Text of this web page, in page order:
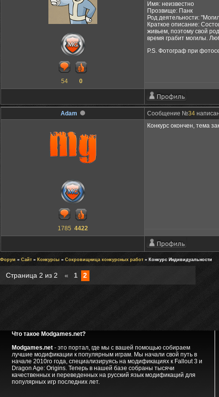
54 0
Имя: неизвестно
Прозвище: Панк
Род деятельности:
Краткое описание:
живьем, поэтому свой
время грабит могилы.
P.S. Фотограф при
Adam Сообщение №34
1785 4422
Конкурс окончен, тема
Форум » Сайт» Конкурсы » Сокровищница конкурсных работ» Конкурс Индивидуальности
Страница 2 из 2 « 1 2
Что такое Modgames.net?
Modgames.net- это портал, где мы с вашей помощью собираем
лучшие модификации к популярным играм. Мы начали свой путь в
начале 2010го года, специализируясь на модификациях к Fallout 3 и
Dragon Age: Origins. Теперь в нашей базе собраны тысячи
качественных и переведенных на русский язык модификаций для
популярных игр последних лет.